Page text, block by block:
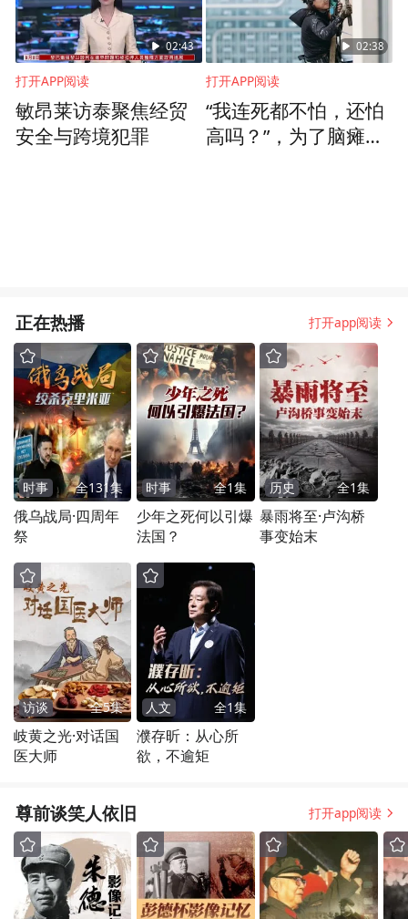
02:43
打开APP阅读
敏昂莱访泰聚焦经贸
安全与跨境犯罪
02:38
打开APP阅读
“我连死都不怕，还怕
高吗？”，为了脑瘫儿
正在热播 打开app阅读
时事 全131集
俄乌战局·四周年
祭
时事 全1集
少年之死何以引爆
法国？
历史 全1集
暴雨将至·卢沟桥
事变始末
访谈 全5集
岐黄之光·对话国
医大师
人文 全1集
濮存昕：从心所
欲，不逾矩
尊前谈笑人依旧 打开app阅读